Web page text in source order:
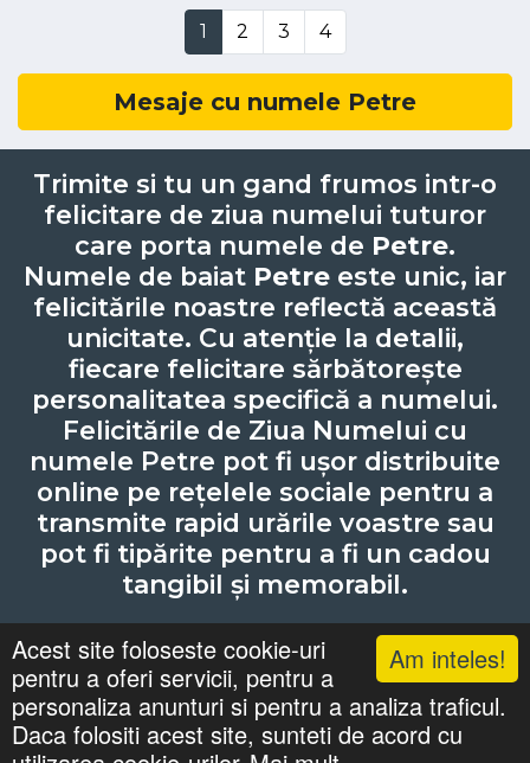
Am inteles!
Acest site foloseste cookie-uri
pentru a oferi servicii, pentru a
personaliza anunturi si pentru a analiza traficul.
Daca folositi acest site, sunteti de acord cu
1 2 3 4
Mesaje cu numele Petre
Trimite si tu un gand frumos intr-o
felicitare de ziua numelui tuturor
care porta numele de Petre.
Numele de baiat Petre este unic, iar
felicitările noastre reflectă această
unicitate. Cu atenție la detalii,
fiecare felicitare sărbătorește
personalitatea specifică a numelui.
Felicitările de Ziua Numelui cu
numele Petre pot fi ușor distribuite
online pe rețelele sociale pentru a
transmite rapid urările voastre sau
pot fi tipărite pentru a fi un cadou
tangibil și memorabil.
Lista cu nume Căutari
Zile Onomastice
Confidentialitate Gif-uri Animate
©felicitaricunume.com. All Rights Reserved.